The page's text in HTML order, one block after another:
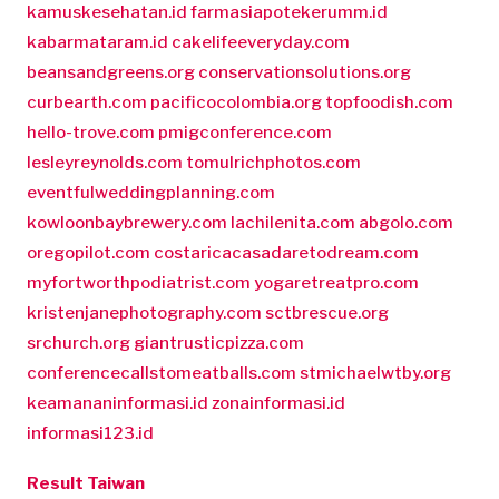
kamuskesehatan.id farmasiapotekerumm.id
kabarmataram.id cakelifeeveryday.com
beansandgreens.org conservationsolutions.org
curbearth.com pacificocolombia.org topfoodish.com
hello-trove.com pmigconference.com
lesleyreynolds.com tomulrichphotos.com
eventfulweddingplanning.com
kowloonbaybrewery.com lachilenita.com abgolo.com
oregopilot.com costaricacasadaretodream.com
myfortworthpodiatrist.com yogaretreatpro.com
kristenjanephotography.com sctbrescue.org
srchurch.org giantrusticpizza.com
conferencecallstomeatballs.com stmichaelwtby.org
keamananinformasi.id zonainformasi.id
informasi123.id
Result Taiwan